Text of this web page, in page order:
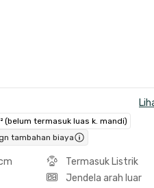
(belum termasuk luas k. mandi)
tambahan biaya
Termasuk Listrik
Jendela arah luar